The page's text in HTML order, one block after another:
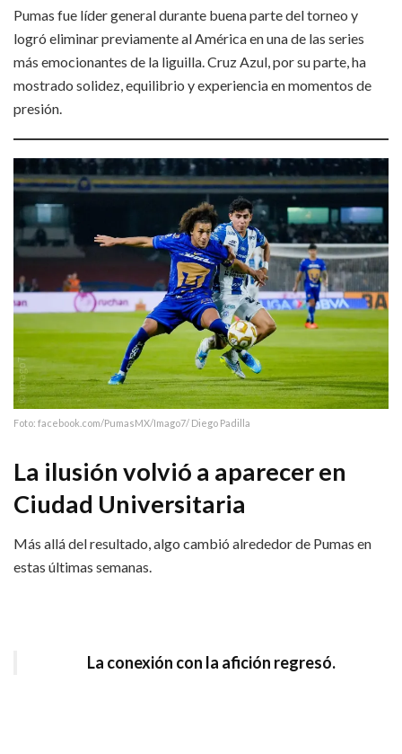
Pumas fue líder general durante buena parte del torneo y
logró eliminar previamente al América en una de las series
más emocionantes de la liguilla. Cruz Azul, por su parte, ha
mostrado solidez, equilibrio y experiencia en momentos de
presión.
Foto: facebook.com/PumasMX/Imago7/ Diego Padilla
La ilusión volvió a aparecer en
Ciudad Universitaria
Más allá del resultado, algo cambió alrededor de Pumas en
estas últimas semanas.
La conexión con la afición regresó.